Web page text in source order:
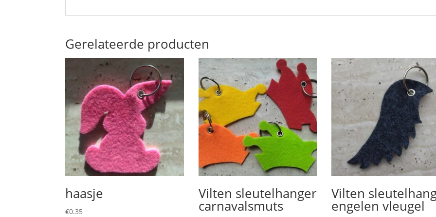
Gerelateerde producten
haasje
€0.35
Vilten sleutelhanger
carnavalsmuts
Vilten
engelen vleugel